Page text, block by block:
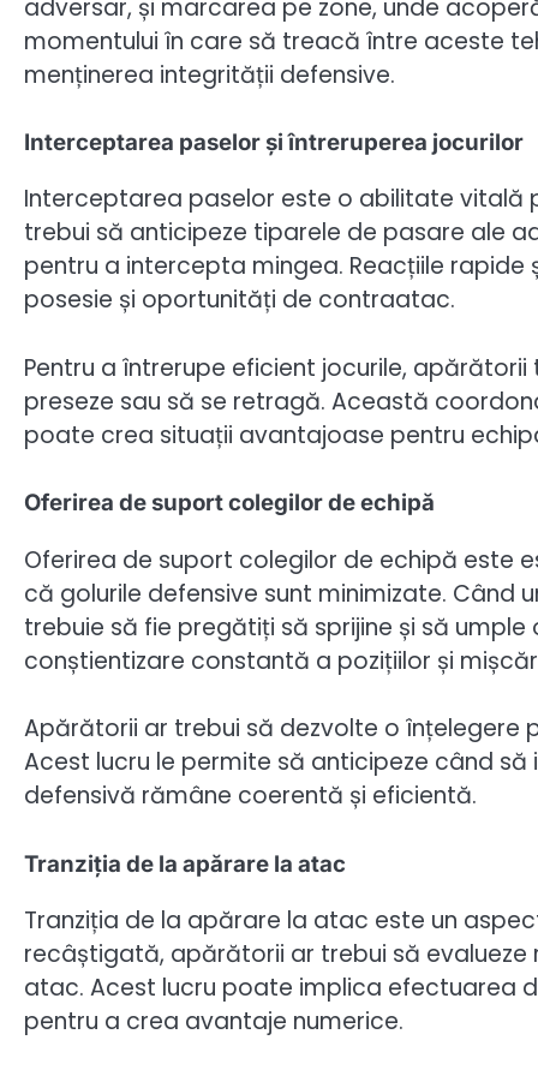
adversar, și marcarea pe zone, unde
momentului în care să treacă între aceste
menținerea integrității defensive.
Interceptarea paselor și întreruperea jocurilor
Interceptarea paselor este o abilitate
trebui să anticipeze tiparele de pasare ale
pentru a intercepta mingea. Reacțiile
posesie și oportunități de contraatac.
Pentru a întrerupe eficient jocurile,
preseze sau să se retragă. Această
poate crea situații avantajoase pentru
Oferirea de suport colegilor de echipă
Oferirea de suport colegilor de echipă este
că golurile defensive sunt minimizate. Când
trebuie să fie pregătiți să sprijine și să
conștientizare constantă a pozițiilor și
Apărătorii ar trebui să dezvolte o înțelegere
Acest lucru le permite să anticipeze când
defensivă rămâne coerentă și eficientă.
Tranziția de la apărare la atac
Tranziția de la apărare la atac este un
recâștigată, apărătorii ar trebui să
atac. Acest lucru poate implica efectuarea
pentru a crea avantaje numerice.